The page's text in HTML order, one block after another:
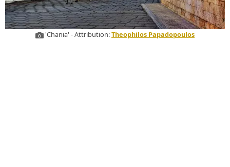
'Chania' - Attribution:Theophilos Papadopoulos